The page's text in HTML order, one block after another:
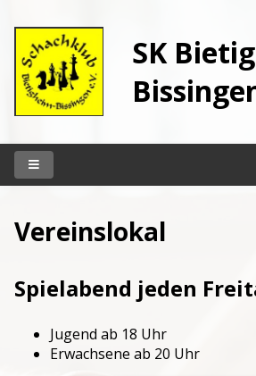
SK
Spielbetrieb
Archiv
Vereinslokal
Spielabend jeden
Jugend ab 18 Uhr
Erwachsene ab 20 Uhr